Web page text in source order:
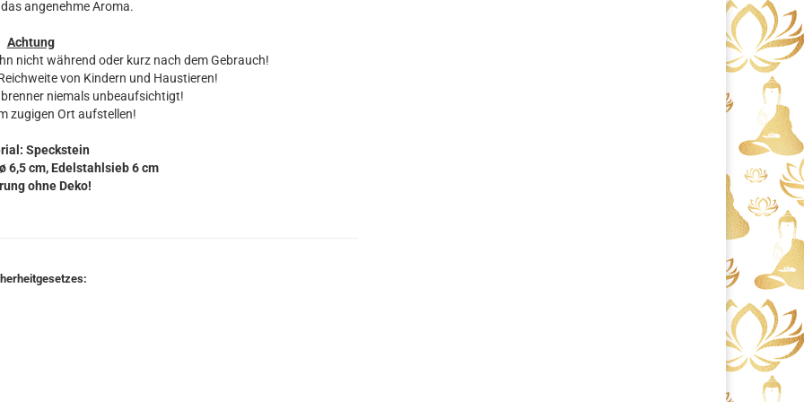
angenehme Aroma.
Achtung
nicht während oder kurz nach dem Gebrauch!
von Kindern und Haustieren!
niemals unbeaufsichtigt!
zugigen Ort aufstellen!
Speckstein
6,5 cm, Edelstahlsieb 6 cm
ohne Deko!